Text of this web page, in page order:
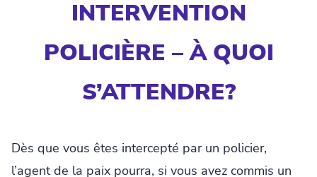
INTERVENTION
POLICIÈRE – À QUOI
S’ATTENDRE?
Dès que vous êtes intercepté par un policier,
l’agent de la paix pourra, si vous avez commis un